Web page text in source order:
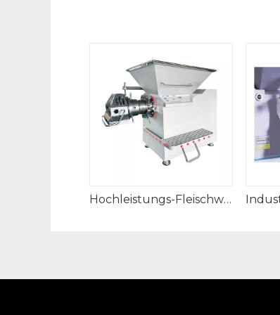
Hochleistungs-Fleischwolfschneider für den gewerblichen Gebrauch